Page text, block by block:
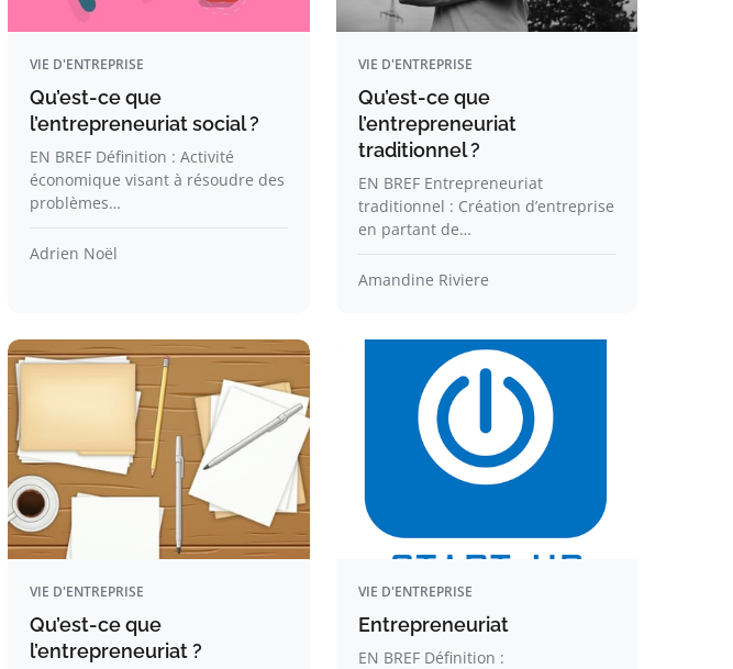
VIE D'ENTREPRISE
Qu’est-ce que
l’entrepreneuriat social ?
EN BREF Définition : Activité
économique visant à résoudre des
problèmes…
Adrien Noël
VIE D'ENTREPRISE
Qu’est-ce que
l’entrepreneuriat
traditionnel ?
EN BREF Entrepreneuriat
traditionnel : Création d’entreprise
en partant de…
Amandine Riviere
VIE D'ENTREPRISE
Qu’est-ce que
l’entrepreneuriat ?
VIE D'ENTREPRISE
Entrepreneuriat
EN BREF Définition :